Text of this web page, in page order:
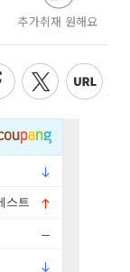
추가취재 원해요